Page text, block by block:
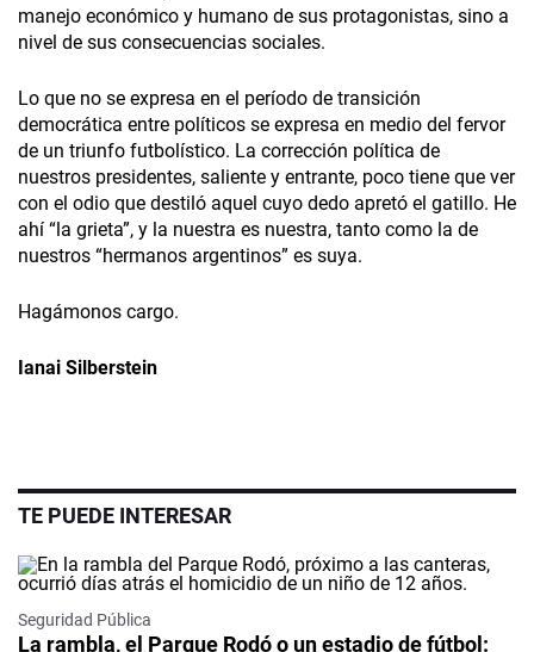
manejo económico y humano de sus protagonistas, sino a
nivel de sus consecuencias sociales.
Lo que no se expresa en el período de transición
democrática entre políticos se expresa en medio del fervor
de un triunfo futbolístico. La corrección política de
nuestros presidentes, saliente y entrante, poco tiene que ver
con el odio que destiló aquel cuyo dedo apretó el gatillo. He
ahí “la grieta”, y la nuestra es nuestra, tanto como la de
nuestros “hermanos argentinos” es suya.
Hagámonos cargo.
Ianai Silberstein
TE PUEDE INTERESAR
Seguridad Pública
La rambla, el Parque Rodó o un estadio de fútbol: